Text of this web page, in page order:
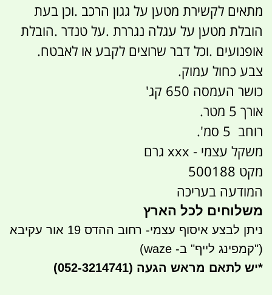
מתאים לקשירת מטען על גגון הרכב .וכן בעת
הובלת מטען על עגלה נגררת .על טנדר .הובלת
אופנועים .וכל דבר שרוצים לקבע או לאבטח.
צבע כחול עמוק.
כושר העמסה 650 קג'
אורך 5 מטר.
רוחב 5 סמ'.
משקל עצמי - xxx גרם
מקט 500188
המודעה בעריכה
משלוחים לכל הארץ
ניתן לבצע איסוף עצמי- רחוב ההדס 19 אור עקיבא
("קמפינג לייף" ב- waze)
*יש לתאם מראש הגעה (052-3214741)